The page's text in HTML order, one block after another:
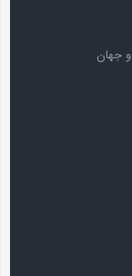
جهان